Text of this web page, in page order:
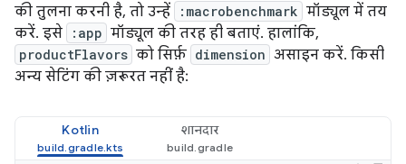
की तुलना करनी है, तो उन्हें
:macrobenchmark मॉड्यूल में तय
करें. इसे
:app मॉड्यूल की तरह ही बताएं. हालांकि,
productFlavors को सिर्फ़ dimension असाइन करें. किसी
अन्य सेटिंग की ज़रूरत नहीं है:
Kotlin शानदार